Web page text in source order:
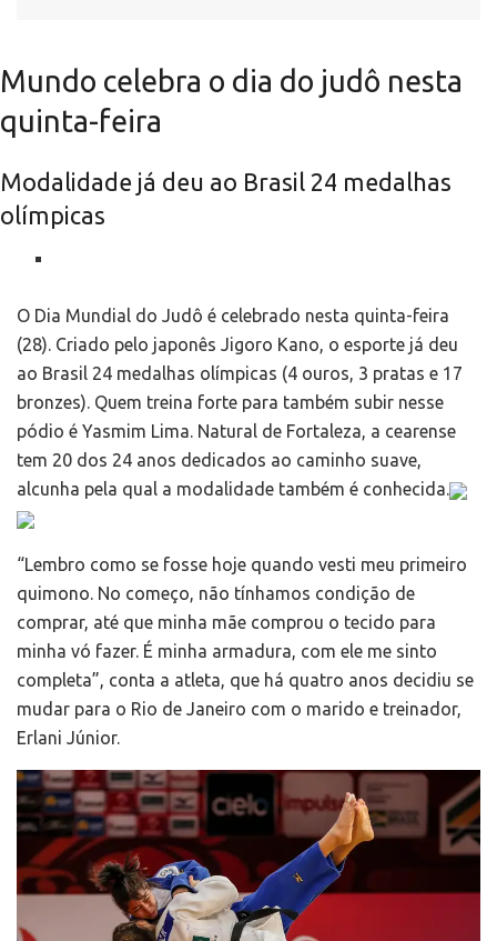
Mundo celebra o dia do judô nesta
quinta-feira
Modalidade já deu ao Brasil 24 medalhas
olímpicas
O Dia Mundial do Judô é celebrado nesta quinta-feira
(28). Criado pelo japonês Jigoro Kano, o esporte já deu
ao Brasil 24 medalhas olímpicas (4 ouros, 3 pratas e 17
bronzes). Quem treina forte para também subir nesse
pódio é Yasmim Lima. Natural de Fortaleza, a cearense
tem 20 dos 24 anos dedicados ao caminho suave,
alcunha pela qual a modalidade também é conhecida.
“Lembro como se fosse hoje quando vesti meu primeiro
quimono. No começo, não tínhamos condição de
comprar, até que minha mãe comprou o tecido para
minha vó fazer. É minha armadura, com ele me sinto
completa”, conta a atleta, que há quatro anos decidiu se
mudar para o Rio de Janeiro com o marido e treinador,
Erlani Júnior.